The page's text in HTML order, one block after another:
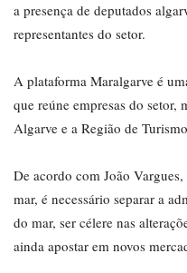
a presença de deputados
representantes do setor.
A plataforma Maralgarve é
que reúne empresas do
Algarve e a Região de
De acordo com João
mar, é necessário separar a
do mar, ser célere nas
ainda apostar em novos